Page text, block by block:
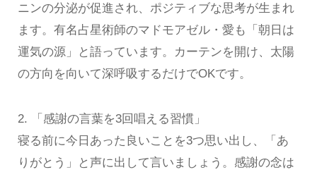
ニンの分泌が促進され、ポジティブな思考が生まれ
ます。有名占星術師のマドモアゼル・愛も「朝日は
運気の源」と語っています。カーテンを開け、太陽
の方向を向いて深呼吸するだけでOKです。
2. 「感謝の言葉を3回唱える習慣」
寝る前に今日あった良いことを3つ思い出し、「あ
りがとう」と声に出して言いましょう。感謝の念は